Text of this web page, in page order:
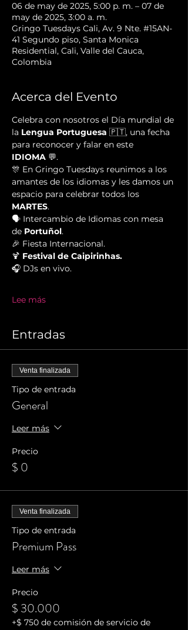
06 de may de 2025, 5:00 p. m. – 07 de
may de 2025, 3:00 a. m.
Gringo Tuesdays Cali, Av. 9 Nte. #15AN-
41 Segundo piso, Santa Monica
Residential, Cali, Valle del Cauca,
Colombia
Acerca del Evento
Celebra con nosotros el Día mundial de
la Lengua Portuguesa 🇵🇹, una fecha
para reconocer y falar en este
IDIOMA 💬.
🎊 En Gringo Tuesdays reunimos a los
amantes de los idiomas y les damos un
espacio para celebrar todos los
MARTES.
🗣 Intercambio de Idiomas con mesa
de Portuñol.
🎉 Fiesta Internacional.
🍹 Festival de Caipirinhas.
🎧 DJs en vivo.
Lee más
Entradas
Venta finalizada
Tipo de entrada
General
Leer más
Precio
$ 0
Venta finalizada
Tipo de entrada
Premium Pass
Leer más
Precio
$ 30.000
+$ 750 de comisión de servicio de